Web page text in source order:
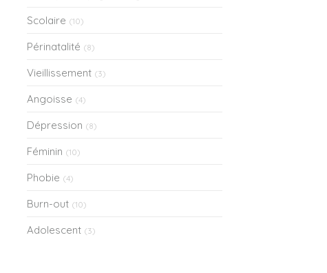
Scolaire (10)
Périnatalité (8)
Vieillissement (3)
Angoisse (4)
Dépression (8)
Féminin (10)
Phobie (4)
Burn-out (10)
Adolescent (3)